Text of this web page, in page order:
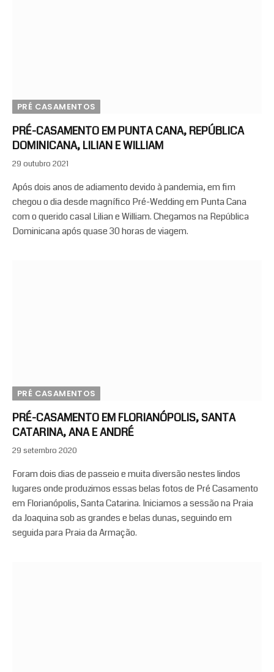
PRÉ CASAMENTOS
PRÉ-CASAMENTO EM PUNTA CANA, REPÚBLICA
DOMINICANA, LILIAN E WILLIAM
29 outubro 2021
Após dois anos de adiamento devido à pandemia, em fim
chegou o dia desde magnífico Pré-Wedding em Punta Cana
com o querido casal Lilian e William. Chegamos na República
Dominicana após quase 30 horas de viagem.
PRÉ CASAMENTOS
PRÉ-CASAMENTO EM FLORIANÓPOLIS, SANTA
CATARINA, ANA E ANDRÉ
29 setembro 2020
Foram dois dias de passeio e muita diversão nestes lindos
lugares onde produzimos essas belas fotos de Pré Casamento
em Florianópolis, Santa Catarina. Iniciamos a sessão na Praia
da Joaquina sob as grandes e belas dunas, seguindo em
seguida para Praia da Armação.